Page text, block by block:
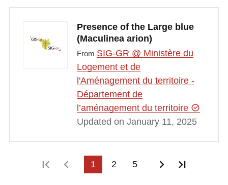
Presence of the Large blue
(Maculinea arion)
From SIG-GR @ Ministère du
Logement et de
l'Aménagement du territoire -
Département de
l’aménagement du territoire
Updated on January 11, 2025
First pagePrevious page
1 2 5 Next page